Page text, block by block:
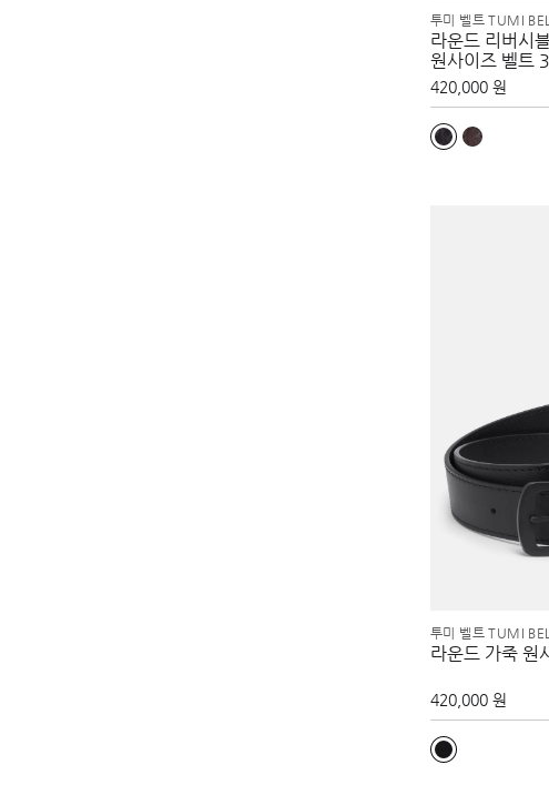
투미 벨트 TUMI
라운드 리버시
원사이즈 벨트
420,000 원
투미 벨트 TUMI
라운드 가죽
420,000 원